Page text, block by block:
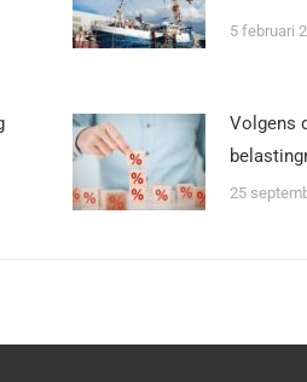
5 februari
Volgens
25